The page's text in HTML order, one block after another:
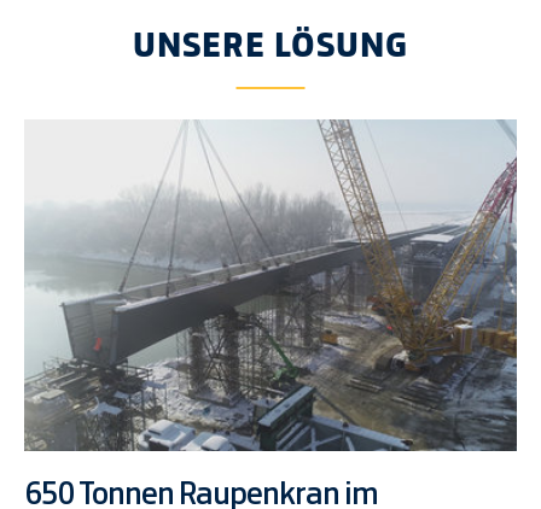
UNSERE LÖSUNG
650 Tonnen Raupenkran im